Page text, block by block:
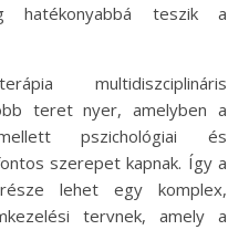
hatékonyabbá teszik a
multidiszciplináris
teret nyer, amelyben a
pszichológiai és
szerepet kapnak. Így a
lehet egy komplex,
tervnek, amely a